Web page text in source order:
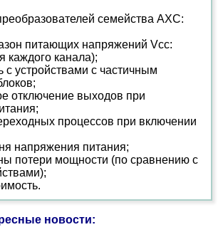
семейства AXC:
питающих напряжений Vcc:
каждого канала);
с устройствами с частичным
отключение выходов при
процессов при включении
напряжения питания;
потери мощности (по сравнению с
новости: